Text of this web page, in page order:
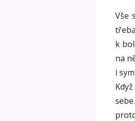
Vše
k
na
i